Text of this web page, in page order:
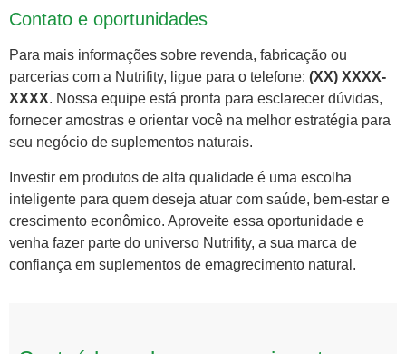
Contato e oportunidades
Para mais informações sobre revenda, fabricação ou
parcerias com a Nutrifity, ligue para o telefone: (XX) XXXX-
XXXX. Nossa equipe está pronta para esclarecer dúvidas,
fornecer amostras e orientar você na melhor estratégia para
seu negócio de suplementos naturais.
Investir em produtos de alta qualidade é uma escolha
inteligente para quem deseja atuar com saúde, bem-estar e
crescimento econômico. Aproveite essa oportunidade e
venha fazer parte do universo Nutrifity, a sua marca de
confiança em suplementos de emagrecimento natural.